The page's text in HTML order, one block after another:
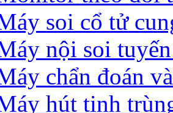
soi cổ tử
nội soi
chẩn đoán
hút tinh